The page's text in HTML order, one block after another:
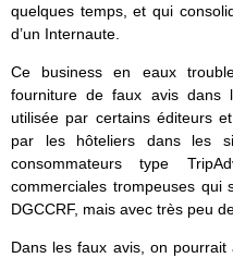
quelques temps, et qui
d’un Internaute.
Ce business en eaux
fourniture de faux avis dans
utilisée par certains éditeurs
par les hôteliers dans les
consommateurs type
commerciales trompeuses qui
DGCCRF, mais avec très peu
Dans les faux avis, on